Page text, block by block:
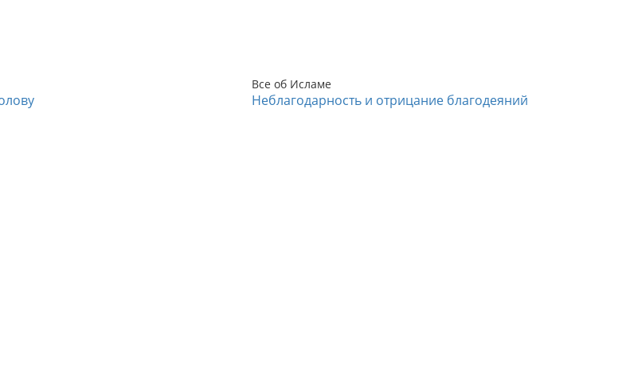
Все об Исламе
Неблагодарность и отрицание благодеяний